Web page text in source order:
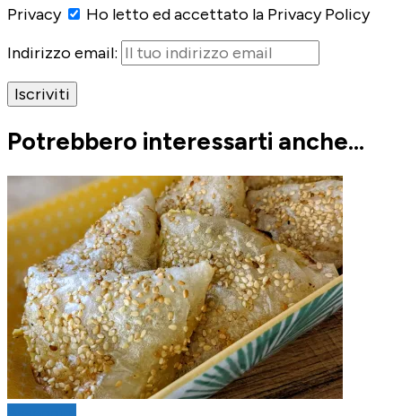
Privacy
Ho letto ed accettato la Privacy Policy
Indirizzo email:
Potrebbero interessarti anche...